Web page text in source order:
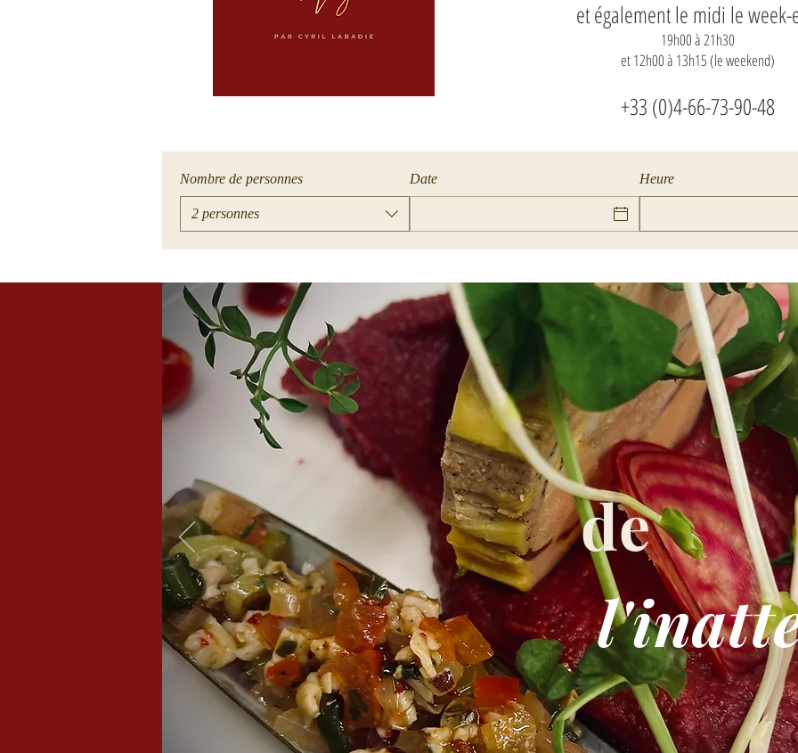
et également le midi le week-
19h00 à 21h30
et 12h00 à 13h15 (le weekend)
+33 (0)4-66-73-90-48
Nombre de personnes
2 personnes
Date Heure
de